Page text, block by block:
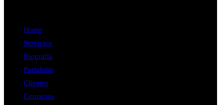
Home
Servicios
Biografía
Portafolio
Clientes
Contactos